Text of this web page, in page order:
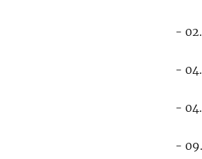
-
-
-
-